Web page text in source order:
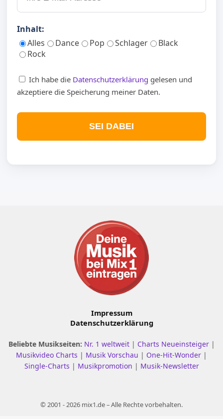
Inhalt:
Alles
Dance Pop Schlager
Black
Rock
Ich habe die Datenschutzerklärung gelesen und
akzeptiere die Speicherung meiner Daten.
SEI DABEI
Impressum
Datenschutzerklärung
Beliebte Musikseiten: Nr. 1 weltweit | Charts Neueinsteiger |
Musikvideo Charts | Musik Vorschau | One-Hit-Wonder |
Single-Charts | Musikpromotion | Musik-Newsletter
© 2001 - 2026 mix1.de – Alle Rechte vorbehalten.